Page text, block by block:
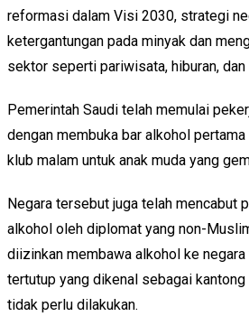
reformasi dalam Visi 2030, strategi
ketergantungan pada minyak dan
sektor seperti pariwisata, hiburan, dan
Pemerintah Saudi telah memulai
dengan membuka bar alkohol
klub malam untuk anak muda yang
Negara tersebut juga telah mencabut
alkohol oleh diplomat yang non-
diizinkan membawa alkohol ke
tertutup yang dikenal sebagai
tidak perlu dilakukan.